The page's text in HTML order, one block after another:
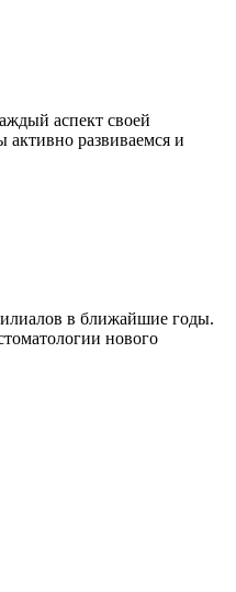
аспект своей
развиваемся и
в ближайшие годы.
нового